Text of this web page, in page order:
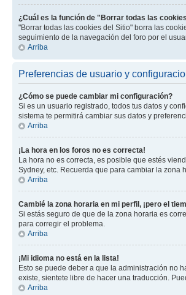
¿Cuál es la función de "Borrar todas las
"Borrar todas las cookies del Sitio" borra las
seguimiento de la navegación del foro por el
Arriba
Preferencias de usuario y
¿Cómo se puede cambiar mi configuración?
Si es un usuario registrado, todos tus datos y
sistema te permitirá cambiar sus datos y
Arriba
¡La hora en los foros no es correcta!
La hora no es correcta, es posible que estés
Sydney, etc. Recuerda que para cambiar la zona
Arriba
Cambié la zona horaria en mi perfil, ¡pero el
Si estás seguro de que de la zona horaria es
para corregir el problema.
Arriba
¡Mi idioma no está en la lista!
Esto se puede deber a que la administración no
existe, sientete libre de hacer una traducción.
Arriba